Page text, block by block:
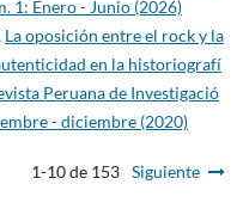
1: Enero - Junio (2026)
La oposición entre el rock y la
en la historiografí
Peruana de Investigació
- diciembre (2020)
1-10 de 153 Siguiente